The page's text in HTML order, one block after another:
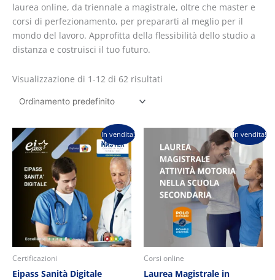
laurea online, da triennale a magistrale, oltre che master e
corsi di perfezionamento, per prepararti al meglio per il
mondo del lavoro. Approfitta della flessibilità dello studio a
distanza e costruisci il tuo futuro.
Visualizzazione di 1-12 di 62 risultati
In vendita!
Certificazioni
Eipass Sanità Digitale
prezzo
originale
era:
€300,00.
Il
prezzo
attuale
è:
€170,00.
In vendita!
Corsi online
Laurea Magistrale in
prezzo
originale
era:
€5.500,00.
Il
prezzo
attuale
è:
€2.856,00.